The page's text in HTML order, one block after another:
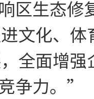
区生态修
文化、
全面增强
争力。”